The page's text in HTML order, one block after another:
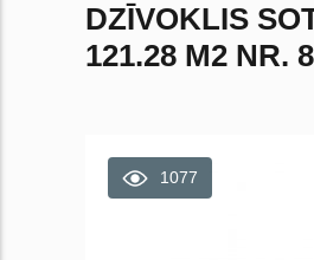
DZĪVOKLIS
121.28 M2 NR.
1077